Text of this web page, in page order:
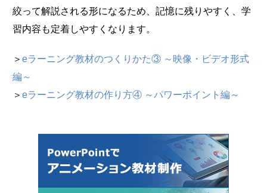
絞って解説される形になるため、記憶に残りやすく、学
習内容も定着しやすくなります。
＞ eラーニング教材のつくりかた③ ～映像・ビデオ形式
編～
＞ eラーニング教材の作り方④ ～パワーポイント編～